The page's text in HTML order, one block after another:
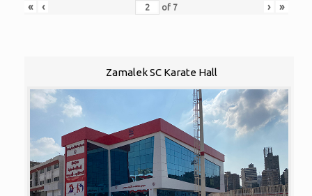
« ‹ of 7 › »
Zamalek SC Karate Hall